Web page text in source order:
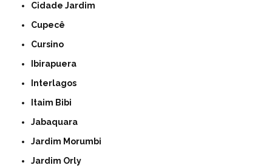
Cidade Jardim
Cupecê
Cursino
Ibirapuera
Interlagos
Itaim Bibi
Jabaquara
Jardim Morumbi
Jardim Orly